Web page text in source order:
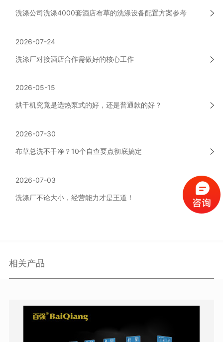
洗涤公司洗涤4000套酒店布草的洗涤设备配置方案参考
2026-07-24
洗涤厂对接酒店合作需做好的核心工作
2026-05-15
烘干机究竟是选热泵式的好，还是普通款的好？
2026-07-30
布草总洗不干净？10个自查要点彻底搞定
2026-07-03
洗涤厂不论大小，经营能力才是王道！
相关产品